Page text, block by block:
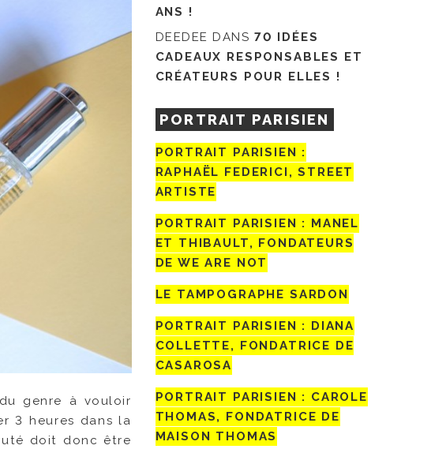
genre à vouloir
3 heures dans la
doit donc être
ANS !
DEEDEE DANS 70 IDÉES
CADEAUX RESPONSABLES ET
CRÉATEURS POUR ELLES !
PORTRAIT PARISIEN
PORTRAIT PARISIEN :
RAPHAËL FEDERICI, STREET
ARTISTE
PORTRAIT PARISIEN : MANEL
ET THIBAULT, FONDATEURS
DE WE ARE NOT
LE TAMPOGRAPHE SARDON
PORTRAIT PARISIEN : DIANA
COLLETTE, FONDATRICE DE
CASAROSA
PORTRAIT PARISIEN : CAROLE
THOMAS, FONDATRICE DE
MAISON THOMAS